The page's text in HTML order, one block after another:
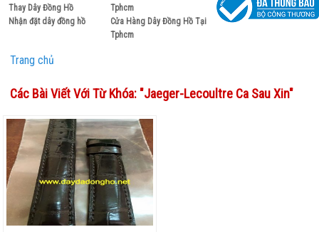
Thay Dây Đồng Hồ
Nhận đặt dây đồng hồ
Tphcm
Cửa Hàng Dây Đồng Hồ Tại
Tphcm
Trang chủ
Các Bài Viết Với Từ Khóa: "Jaeger-Lecoultre Ca Sau Xin"